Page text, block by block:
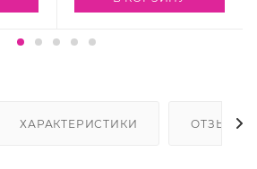
ХАРАКТЕРИСТИКИ ОТЗЫВЫ